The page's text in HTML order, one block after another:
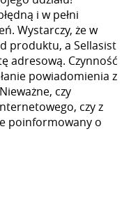
i w pełni
Wystarczy, że w
produktu, a Sellasist
adresową. Czynność
powiadomienia z
czy
czy z
poinformowany o